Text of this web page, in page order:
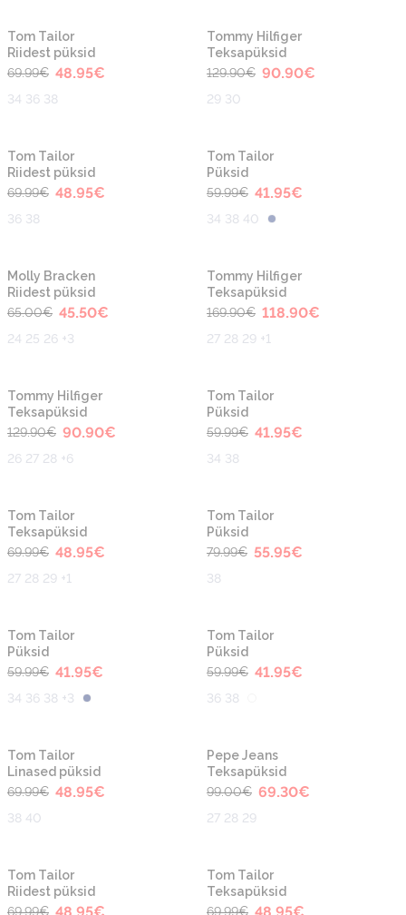
-30%
Tom Tailor
Riidest püksid
69.99€ 48.95€
34 36 38
-30%
Tommy Hilfiger
Teksapüksid
129.90€ 90.90€
29 30
-30%
Tom Tailor
Riidest püksid
69.99€ 48.95€
36 38
-30%
Tom Tailor
Püksid
59.99€ 41.95€
34 38 40
-30%
Molly Bracken
Riidest püksid
65.00€ 45.50€
24 25 26 +3
-30%
Tommy Hilfiger
Teksapüksid
169.90€ 118.90€
27 28 29 +1
-30%
Tommy Hilfiger
Teksapüksid
129.90€ 90.90€
26 27 28 +6
-30%
Tom Tailor
Püksid
59.99€ 41.95€
34 38
-30%
Tom Tailor
Teksapüksid
69.99€ 48.95€
27 28 29 +1
-30%
Tom Tailor
Püksid
79.99€ 55.95€
38
-30%
Tom Tailor
Püksid
59.99€ 41.95€
34 36 38 +3
-30%
Tom Tailor
Püksid
59.99€ 41.95€
36 38
-30%
Tom Tailor
Linased püksid
69.99€ 48.95€
38 40
-30%
Pepe Jeans
Teksapüksid
99.00€ 69.30€
27 28 29
-30%
Tom Tailor
Riidest püksid
69.99€
-30%
Tom Tailor
Teksapüksid
69.99€